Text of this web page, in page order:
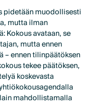
pidetään muodollisesti
mutta ilman
Kokous avataan, se
mutta ennen
– ennen tilinpäätöksen
tekee päätöksen,
koskevasta
mahdollistamalla